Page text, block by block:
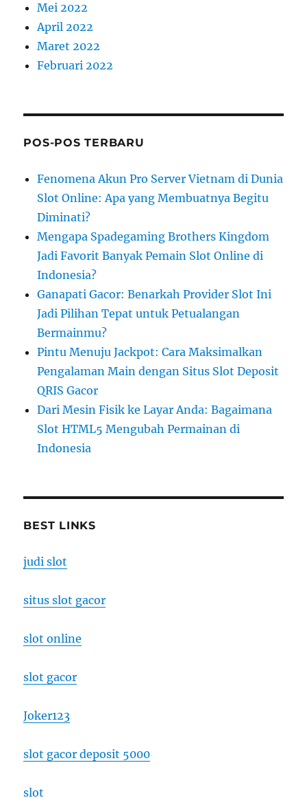
Mei 2022
April 2022
Maret 2022
Februari 2022
POS-POS TERBARU
Fenomena Akun Pro Server Vietnam di Dunia
Slot Online: Apa yang Membuatnya Begitu
Diminati?
Mengapa Spadegaming Brothers Kingdom
Jadi Favorit Banyak Pemain Slot Online di
Indonesia?
Ganapati Gacor: Benarkah Provider Slot Ini
Jadi Pilihan Tepat untuk Petualangan
Bermainmu?
Pintu Menuju Jackpot: Cara Maksimalkan
Pengalaman Main dengan Situs Slot Deposit
QRIS Gacor
Dari Mesin Fisik ke Layar Anda: Bagaimana
Slot HTML5 Mengubah Permainan di
Indonesia
BEST LINKS
judi slot
situs slot gacor
slot online
slot gacor
Joker123
slot gacor deposit 5000
slot